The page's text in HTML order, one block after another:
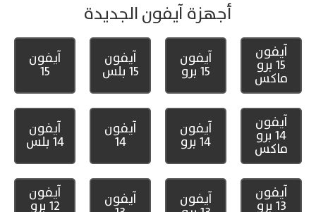
أجهزة آيفون الجديدة
آيفون
15 برو
ماكس
آيفون
15 برو
آيفون
15 بلس
آيفون
15
آيفون
14 برو
ماكس
آيفون
14 برو
آيفون
14
آيفون
14 بلس
آيفون
13 برو آيفون آيفون آيفون
12 برو